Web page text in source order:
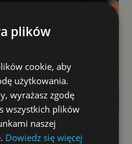
plików
cookie, aby
użytkowania.
wyrażasz zgodę
wszystkich plików
naszej
Dowiedz się więcej